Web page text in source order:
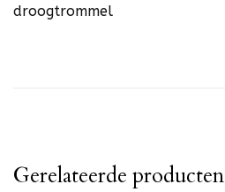
droogtrommel
Gerelateerde producten